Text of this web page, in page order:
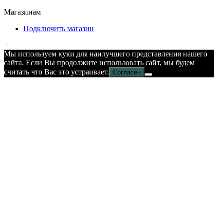
Магазинам
Подключить магазин
+
Мы используем куки для наилучшего представления нашего
сайта. Если Вы продолжите использовать сайт, мы будем
считать что Вас это устраивает. Согласен